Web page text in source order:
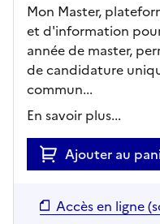
Mon Master,
et d'information
année de master,
de candidature
commun...
En savoir plus...
Ajouter au
Accès en ligne